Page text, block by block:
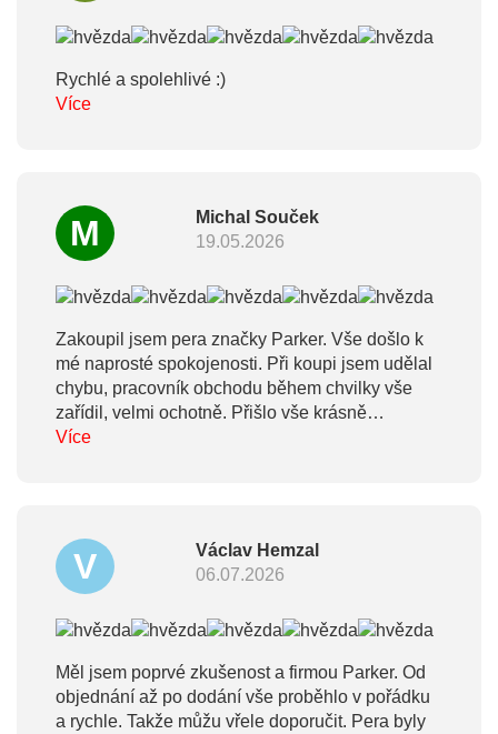
Rychlé a spolehlivé :)
Více
M
Michal Souček
19.05.2026
Zakoupil jsem pera značky Parker. Vše došlo k
mé naprosté spokojenosti. Při koupi jsem udělal
chybu, pracovník obchodu během chvilky vše
zařídil, velmi ochotně. Přišlo vše krásně
zabalené, v dárkové úpravě, těším se na další
Více
V
Václav Hemzal
06.07.2026
Měl jsem poprvé zkušenost a firmou Parker. Od
objednání až po dodání vše proběhlo v pořádku
a rychle. Takže můžu vřele doporučit. Pera byly